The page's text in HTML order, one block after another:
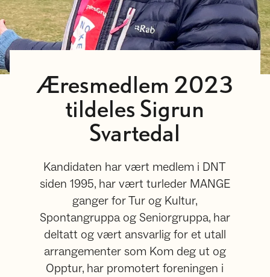
Æresmedlem 2023
tildeles Sigrun
Svartedal
Kandidaten har vært medlem i DNT
siden 1995, har vært turleder MANGE
ganger for Tur og Kultur,
Spontangruppa og Seniorgruppa, har
deltatt og vært ansvarlig for et utall
arrangementer som Kom deg ut og
Opptur, har promotert foreningen i